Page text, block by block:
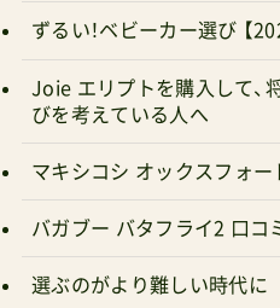
ずるい！ベビーカー選び 【
Joie エリプトを購入して
びを考えている人へ
マキシコシ オックスフォ
バガブー バタフライ2 口コ
選ぶのがより難しい時代に